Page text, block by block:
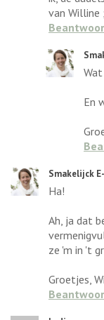
van Willine
En
Smakelijck
Ha!
Ah, ja dat
ze 'm in 't
Groetjes,